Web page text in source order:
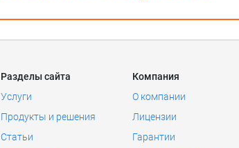
Разделы сайта
Услуги
Продукты и решения
Статьи
Компания
О компании
Лицензии
Гарантии